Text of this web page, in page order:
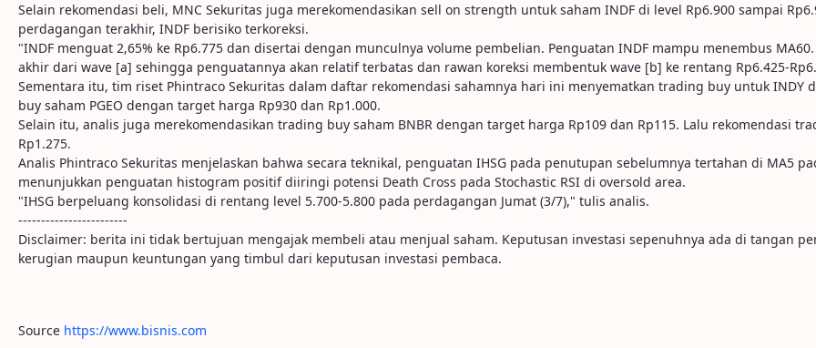
Selain rekomendasi beli, MNC Sekuritas juga merekomendasikan sell on strength untuk saham INDF di level Rp6.900 sampai
perdagangan terakhir, INDF berisiko terkoreksi.
"INDF menguat 2,65% ke Rp6.775 dan disertai dengan munculnya volume pembelian. Penguatan INDF mampu menembus
akhir dari wave [a] sehingga penguatannya akan relatif terbatas dan rawan koreksi membentuk wave [b] ke rentang Rp6.425-
Sementara itu, tim riset Phintraco Sekuritas dalam daftar rekomendasi sahamnya hari ini menyematkan trading buy untuk INDY
buy saham PGEO dengan target harga Rp930 dan Rp1.000.
Selain itu, analis juga merekomendasikan trading buy saham BNBR dengan target harga Rp109 dan Rp115. Lalu rekomendasi
Rp1.275.
Analis Phintraco Sekuritas menjelaskan bahwa secara teknikal, penguatan IHSG pada penutupan sebelumnya tertahan di MA5
menunjukkan penguatan histogram positif diiringi potensi Death Cross pada Stochastic RSI di oversold area.
"IHSG berpeluang konsolidasi di rentang level 5.700-5.800 pada perdagangan Jumat (3/7)," tulis analis.
------------------------
Disclaimer: berita ini tidak bertujuan mengajak membeli atau menjual saham. Keputusan investasi sepenuhnya ada di tangan
kerugian maupun keuntungan yang timbul dari keputusan investasi pembaca.
Source https://www.bisnis.com